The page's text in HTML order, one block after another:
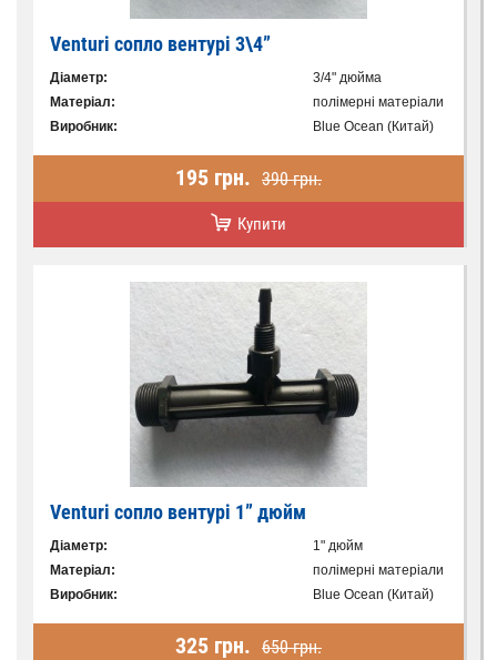
Venturi сопло вентурі 3\4”
Діаметр:
3/4" дюйма
Матеріал:
полімерні матеріали
Виробник:
Blue Ocean (Китай)
195 грн. 390 грн.
Купити
Venturi сопло вентурі 1” дюйм
Діаметр:
1" дюйм
Матеріал:
полімерні матеріали
Виробник:
Blue Ocean (Китай)
325 грн. 650 грн.